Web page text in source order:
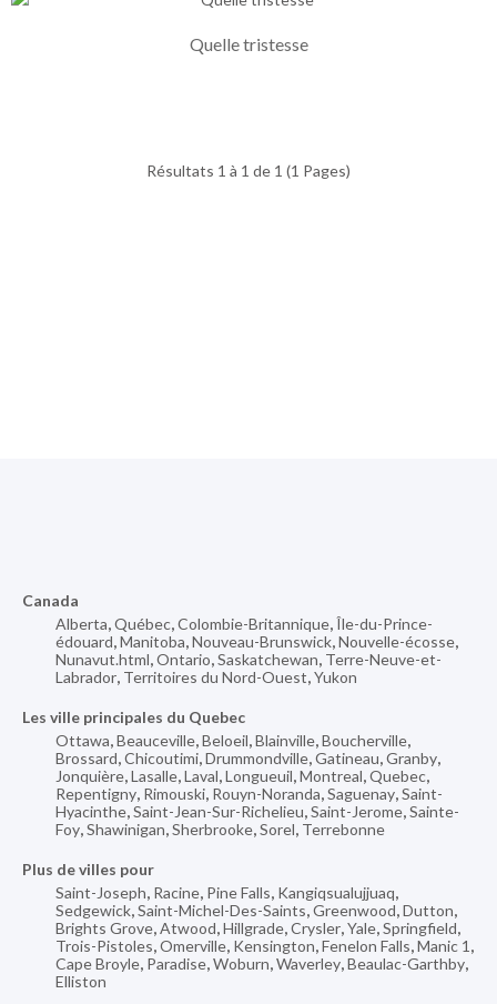
Quelle tristesse
Résultats 1 à 1 de 1 (1 Pages)
Canada
Alberta,Québec,Colombie-Britannique,Île-du-Prince-
édouard,Manitoba,Nouveau-Brunswick,Nouvelle-écosse,
Nunavut.html,Ontario,Saskatchewan, Terre-Neuve-et-
Labrador, Territoires du Nord-Ouest,Yukon
Les ville principales du Quebec
Ottawa,Beauceville,Beloeil,Blainville,Boucherville,
Brossard,Chicoutimi,Drummondville,Gatineau,Granby,
Jonquière,Lasalle,Laval,Longueuil,Montreal,Quebec,
Repentigny, Rimouski, Rouyn-Noranda,Saguenay,Saint-
Hyacinthe,Saint-Jean-Sur-Richelieu,Saint-Jerome,Sainte-
Foy,Shawinigan,Sherbrooke,Sorel, Terrebonne
Plus de villes pour
Saint-Joseph, Racine, Pine Falls, Kangiqsualujjuaq,
Sedgewick,Saint-Michel-Des-Saints,Greenwood,Dutton,
Brights Grove,Atwood,Hillgrade,Crysler,Yale,Springfield,
Trois-Pistoles,Omerville, Kensington,Fenelon Falls,Manic 1 ,
Cape Broyle, Paradise,Woburn,Waverley,Beaulac-Garthby,
Elliston